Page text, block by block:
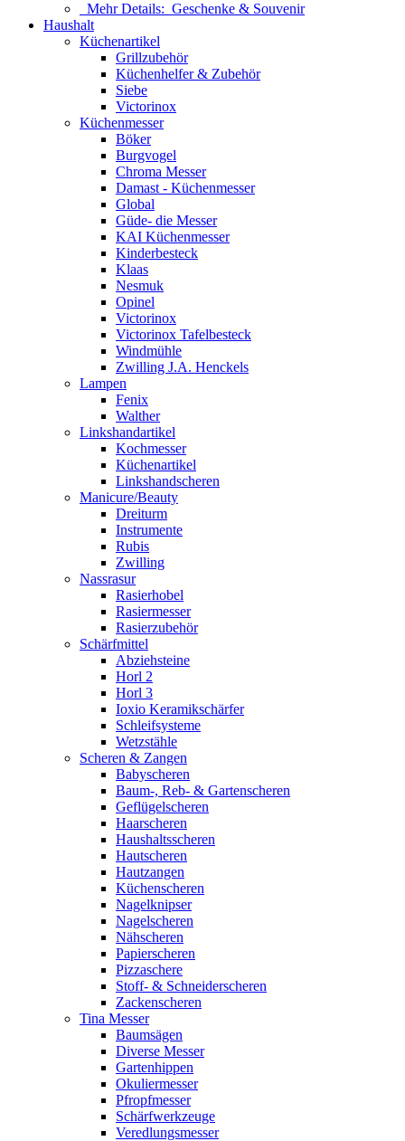
Mehr Details: Geschenke & Souvenir
Haushalt
Küchenartikel
Grillzubehör
Küchenhelfer & Zubehör
Siebe
Victorinox
Küchenmesser
Böker
Burgvogel
Chroma Messer
Damast - Küchenmesser
Global
Güde- die Messer
KAI Küchenmesser
Kinderbesteck
Klaas
Nesmuk
Opinel
Victorinox
Victorinox Tafelbesteck
Windmühle
Zwilling J.A. Henckels
Lampen
Fenix
Walther
Linkshandartikel
Kochmesser
Küchenartikel
Linkshandscheren
Manicure/Beauty
Dreiturm
Instrumente
Rubis
Zwilling
Nassrasur
Rasierhobel
Rasiermesser
Rasierzubehör
Schärfmittel
Abziehsteine
Horl 2
Horl 3
Ioxio Keramikschärfer
Schleifsysteme
Wetzstähle
Scheren & Zangen
Babyscheren
Baum-, Reb- & Gartenscheren
Geflügelscheren
Haarscheren
Haushaltsscheren
Hautscheren
Hautzangen
Küchenscheren
Nagelknipser
Nagelscheren
Nähscheren
Papierscheren
Pizzaschere
Stoff- & Schneiderscheren
Zackenscheren
Tina Messer
Baumsägen
Diverse Messer
Gartenhippen
Okuliermesser
Pfropfmesser
Schärfwerkzeuge
Veredlungsmesser